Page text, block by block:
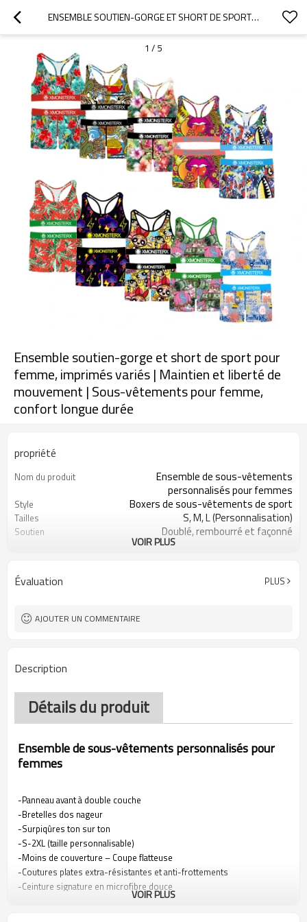
ENSEMBLE SOUTIEN-GORGE ET SHORT DE SPORT POUR FEMME, IMPRIMÉS VARIÉS | MAINTIEN ET LIBERTÉ DE MOUVEMENT | SOUS-VÊTEMENTS POUR FEMME, CONFORT LONGUE DURÉE
1 / 5
Ensemble soutien-gorge et short de sport pour
femme, imprimés variés | Maintien et liberté de
mouvement | Sous-vêtements pour femme,
confort longue durée
propriété
Nom du produit
Ensemble de sous-vêtements
personnalisés pour femmes
Style Boxers de sous-vêtements de sport
Tailles S, M, L (Personnalisation)
Soutien Doublé, rembourré et façonné
Artisanat
Conseils d'entretien Lavage en machine
commande
VOIR PLUS
Évaluation PLUS
AJOUTER UN COMMENTAIRE
Description
Détails du produit
Ensemble de sous-vêtements personnalisés pour
femmes
-Panneau avant à double couche
-Bretelles dos nageur
-Surpiqûres ton sur ton
-S-2XL (taille personnalisable)
-Moins de couverture – Coupe flatteuse
-Coutures plates extra-résistantes et anti-frottements
-Ceinture signature en microfibre douce
-Soutien-gorge d'entraînement à dos nageur
VOIR PLUS